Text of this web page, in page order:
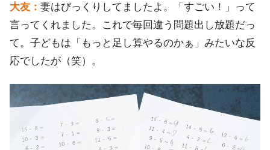
大友： 妻はびっくりしてましたよ。「すごい！」って
言ってくれました。これで毎回違う問題出し放題だっ
て。子どもは「もっと足し算やるのかぁ」みたいな反
応でしたが（笑）。